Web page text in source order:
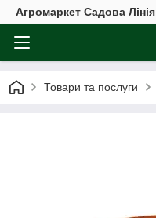
Агромаркет Садова Лінія
Товари та послуги